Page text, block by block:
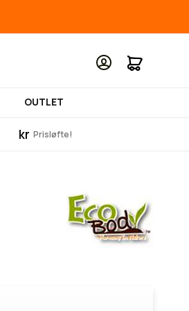
Min
OUTLET
kr Prisløfte!